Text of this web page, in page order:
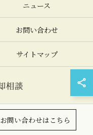
お問い合わせはこちら
ニュース
お問い合わせ
サイトマップ